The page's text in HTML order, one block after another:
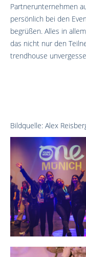
Partnerunternehmen
persönlich bei den
begrüßen. Alles in
das nicht nur den
trendhouse
Bildquelle: Alex